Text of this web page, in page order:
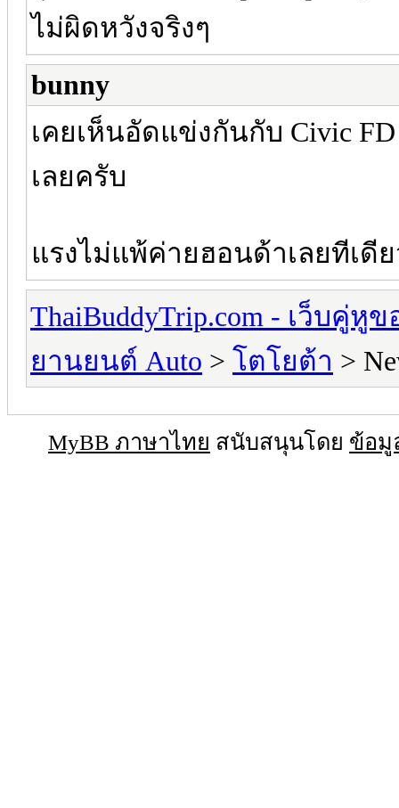
ไม่ผิดหวังจริงๆ
bunny
เคยเห็นอัดแข่งกันกับ Civic
เลยครับ
แรงไม่แพ้ค่ายฮอนด้าเลยทีเดี
ThaiBuddyTrip.com - เว็บคู่หู
ยานยนต์ Auto > โตโยต้า >
MyBB ภาษาไทย สนับสนุนโดย ข้อมู